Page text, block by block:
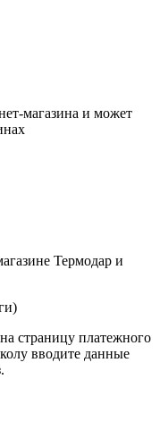
магазина и может
Термодар и
страницу платежного
вводите данные